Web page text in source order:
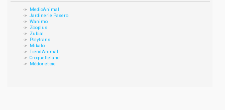
MedicAnimal
Jardinerie Pasero
Wanimo
Zooplus
Zubial
Polytrans
Mikalo
TiendAnimal
Croquetteland
Médor et cie